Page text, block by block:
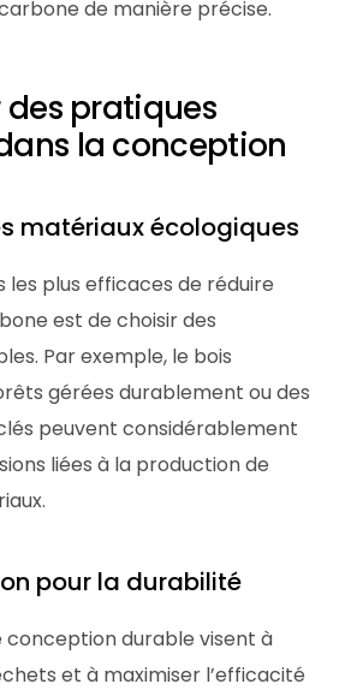
de manière précise.
des pratiques
la conception
matériaux écologiques
les plus efficaces de réduire
est de choisir des
Par exemple, le bois
gérées durablement ou des
peuvent considérablement
liées à la production de
pour la durabilité
conception durable visent à
et à maximiser l’efficacité